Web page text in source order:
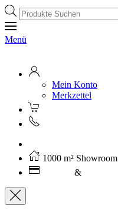
Products
search
Menü
Mein Konto
Merkzettel
1000 m² Showroom
&